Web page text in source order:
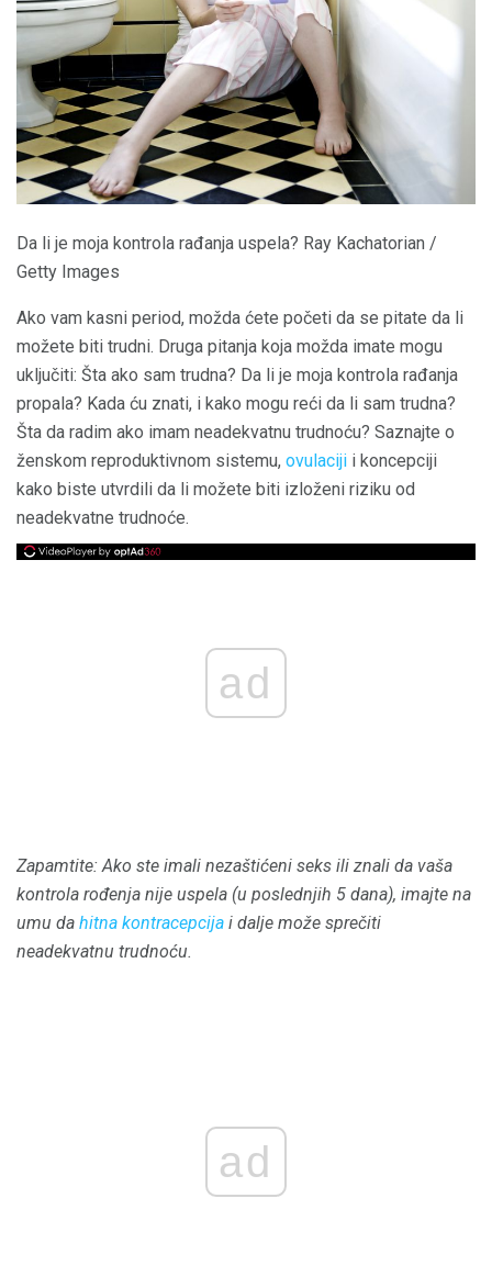
Da li je moja kontrola rađanja uspela? Ray Kachatorian /
Getty Images
Ako vam kasni period, možda ćete početi da se pitate da li
možete biti trudni. Druga pitanja koja možda imate mogu
uključiti: Šta ako sam trudna? Da li je moja kontrola rađanja
propala? Kada ću znati, i kako mogu reći da li sam trudna?
Šta da radim ako imam neadekvatnu trudnoću? Saznajte o
ženskom reproduktivnom sistemu, ovulaciji i koncepciji
kako biste utvrdili da li možete biti izloženi riziku od
neadekvatne trudnoće.
ad
Zapamtite: Ako ste imali nezaštićeni seks ili znali da vaša
kontrola rođenja nije uspela (u poslednjih 5 dana), imajte na
umu da hitna kontracepcija i dalje može sprečiti
neadekvatnu trudnoću.
ad